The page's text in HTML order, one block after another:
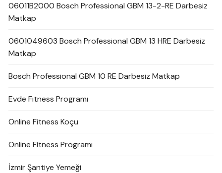
06011B2000 Bosch Professional GBM 13-2-RE Darbesiz
Matkap
0601049603 Bosch Professional GBM 13 HRE Darbesiz
Matkap
Bosch Professional GBM 10 RE Darbesiz Matkap
Evde Fitness Programı
Online Fitness Koçu
Online Fitness Programı
İzmir Şantiye Yemeği